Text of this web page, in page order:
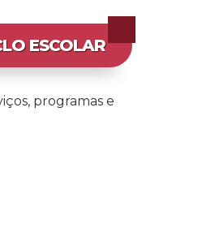
ESCOLAR
programas e